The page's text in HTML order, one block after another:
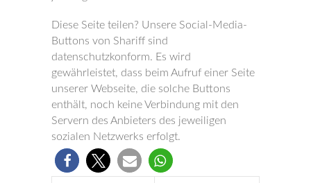
Diese Seite teilen? Unsere Social-Media-
Buttons von Shariff sind
datenschutzkonform. Es wird
gewährleistet, dass beim Aufruf einer Seite
unserer Webseite, die solche Buttons
enthält, noch keine Verbindung mit den
Servern des Anbieters des jeweiligen
sozialen Netzwerks erfolgt.